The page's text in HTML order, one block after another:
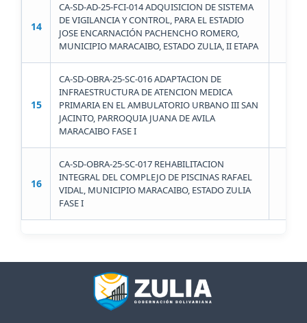
14
CA-SD-AD-25-FCI-014 ADQUISICION DE SISTEMA
DE VIGILANCIA Y CONTROL, PARA EL ESTADIO
JOSE ENCARNACIÓN PACHENCHO ROMERO,
MUNICIPIO MARACAIBO, ESTADO ZULIA, II ETAPA
15
CA-SD-OBRA-25-SC-016 ADAPTACION DE
INFRAESTRUCTURA DE ATENCION MEDICA
PRIMARIA EN EL AMBULATORIO URBANO III SAN
JACINTO, PARROQUIA JUANA DE AVILA
MARACAIBO FASE I
16
CA-SD-OBRA-25-SC-017 REHABILITACION
INTEGRAL DEL COMPLEJO DE PISCINAS RAFAEL
VIDAL, MUNICIPIO MARACAIBO, ESTADO ZULIA
FASE I